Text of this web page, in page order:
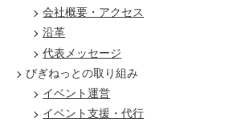
会社概要・アクセス
沿革
代表メッセージ
びぎねっとの取り組み
イベント運営
イベント支援・代行